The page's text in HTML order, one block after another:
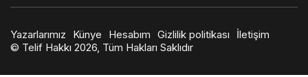
Yazarlarımız Künye Hesabım Gizlilik politikası
İletişim
© Telif Hakkı 2026, Tüm Hakları Saklıdır